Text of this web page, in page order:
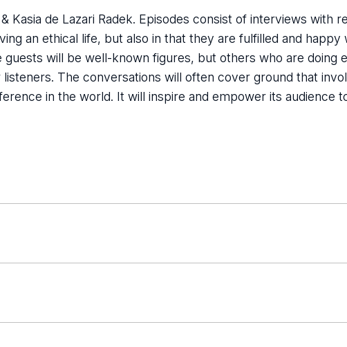
Kasia de Lazari Radek. Episodes consist of interviews with
an ethical life, but also in that they are fulfilled and happy
guests will be well-known figures, but others who are doing
The conversations will often cover ground that
in the world. It will inspire and empower its audience